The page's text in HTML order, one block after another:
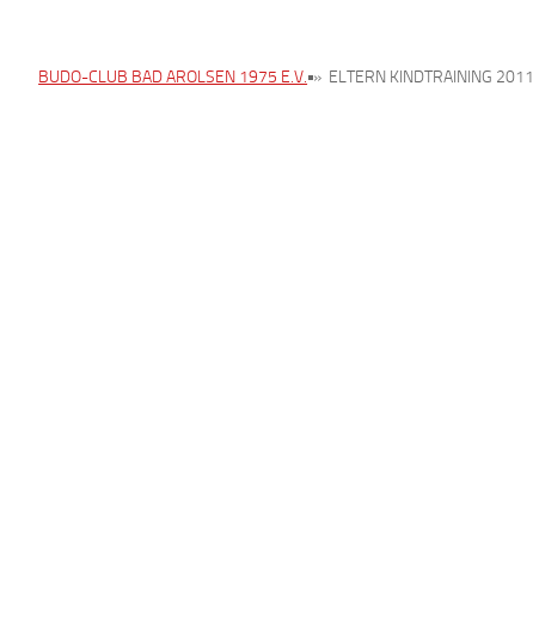
BUDO-CLUB BAD AROLSEN 1975 E.V. » ELTERN KINDTRAINING 2011